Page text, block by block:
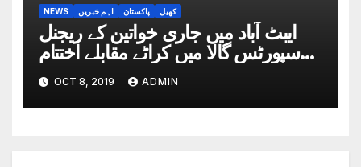
NEWS اہم خبریں پاکستان کھیل
ایبٹ آباد میں جاری خواتین کے ریجنل
سپورٹس گالا میں کراٹے مقابلے اختتام
پزیرOCT 8, 2019 ADMIN